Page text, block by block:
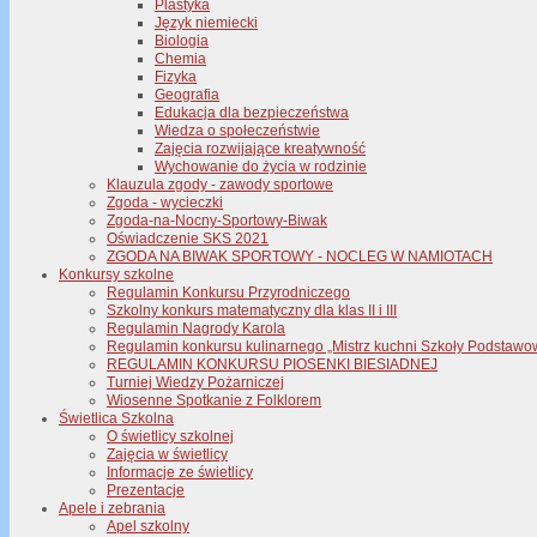
Plastyka
Język niemiecki
Biologia
Chemia
Fizyka
Geografia
Edukacja dla bezpieczeństwa
Wiedza o społeczeństwie
Zajęcia rozwijające kreatywność
Wychowanie do życia w rodzinie
Klauzula zgody - zawody sportowe
Zgoda - wycieczki
Zgoda-na-Nocny-Sportowy-Biwak
Oświadczenie SKS 2021
ZGODA NA BIWAK SPORTOWY - NOCLEG W NAMIOTACH
Konkursy szkolne
Regulamin Konkursu Przyrodniczego
Szkolny konkurs matematyczny dla klas II i III
Regulamin Nagrody Karola
Regulamin konkursu kulinarnego „Mistrz kuchni Szkoły
REGULAMIN KONKURSU PIOSENKI BIESIADNEJ
Turniej Wiedzy Pożarniczej
Wiosenne Spotkanie z Folklorem
Świetlica Szkolna
O świetlicy szkolnej
Zajęcia w świetlicy
Informacje ze świetlicy
Prezentacje
Apele i zebrania
Apel szkolny